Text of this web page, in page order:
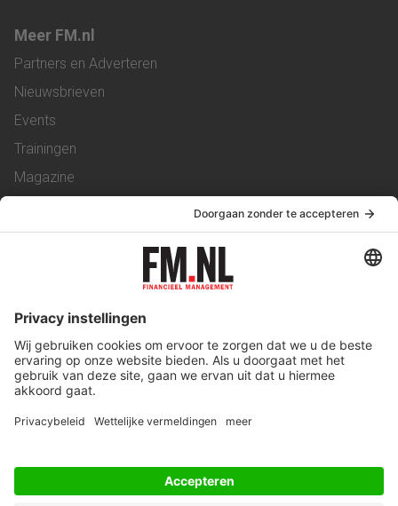
Meer FM.nl
Partners en Adverteren
Nieuwsbrieven
Events
Trainingen
Magazine
Service & Contact
Werken bij ons
Privacy Statement
Algemene Voorwaarden